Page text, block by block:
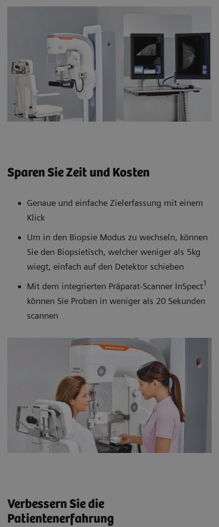
Sparen Sie Zeit und Kosten
Genaue und einfache Zielerfassung mit einem
Klick
Um in den Biopsie Modus zu wechseln, können
Sie den Biopsietisch, welcher weniger als 5kg
wiegt, einfach auf den Detektor schieben
Mit dem integrierten Präparat-Scanner InSpect1
können Sie Proben in weniger als 20 Sekunden
scannen
Verbessern Sie die
Patientenerfahrung